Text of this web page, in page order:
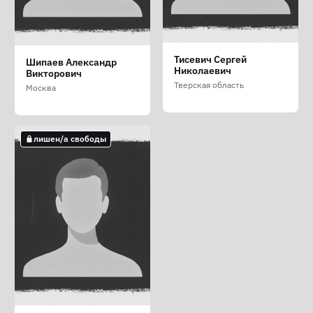
Кикар Рита Михайловна
Москва
Рудой Юрий
Анатольевич
Краснодарский край
Тисевич Сергей
Николаевич
Тверская область
лишен/а свободы
Шипаев Александр
Викторович
Москва